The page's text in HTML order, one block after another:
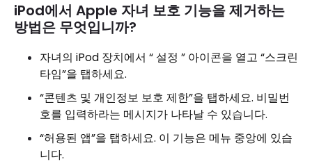
iPod에서 Apple 자녀 보호 기능을 제거하는
방법은 무엇입니까?
자녀의 iPod 장치에서 “ 설정 ” 아이콘을 열고 “스크린
타임”을 탭하세요.
“콘텐츠 및 개인정보 보호 제한”을 탭하세요. 비밀번
호를 입력하라는 메시지가 나타날 수 있습니다.
“허용된 앱”을 탭하세요. 이 기능은 메뉴 중앙에 있습
니다.